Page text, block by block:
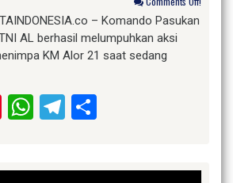
– Komando Pasukan
AL berhasil melumpuhkan aksi
KM Alor 21 saat sedang
Pinterest
WhatsApp
Telegram